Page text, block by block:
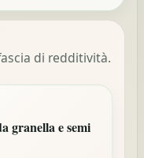
di redditività.
granella e semi